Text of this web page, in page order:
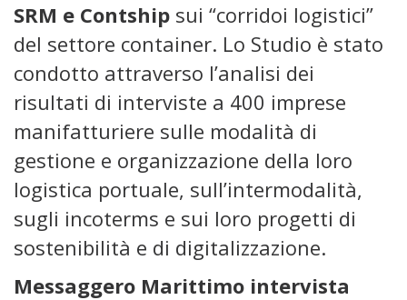
SRM e Contship sui “corridoi logistici”
del settore container. Lo Studio è stato
condotto attraverso l’analisi dei
risultati di interviste a 400 imprese
manifatturiere sulle modalità di
gestione e organizzazione della loro
logistica portuale, sull’intermodalità,
sugli incoterms e sui loro progetti di
sostenibilità e di digitalizzazione.
Messaggero Marittimo intervista